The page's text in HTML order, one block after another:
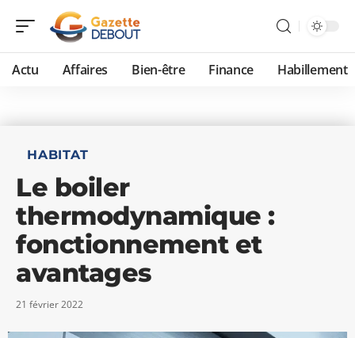
Actu Affaires Bien-être Finance Habillement
HABITAT
Le boiler
thermodynamique :
fonctionnement et
avantages
21 février 2022